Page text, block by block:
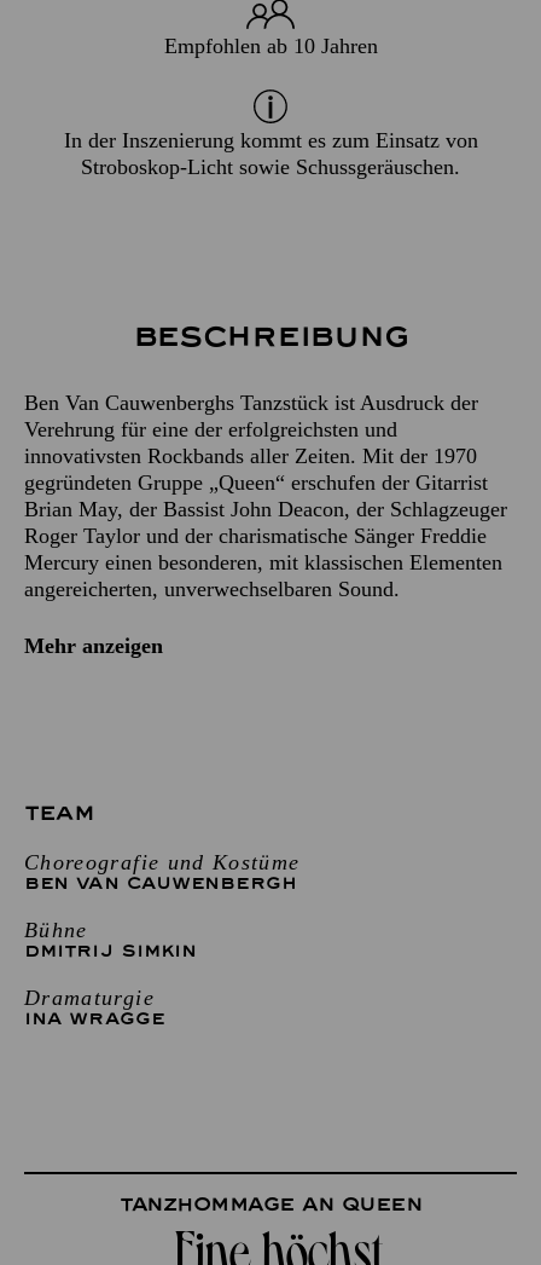
Empfohlen ab 10 Jahren
In der Inszenierung kommt es zum Einsatz von
Stroboskop-Licht sowie Schussgeräuschen.
Beschreibung
Ben Van Cauwenberghs Tanzstück ist Ausdruck der
Verehrung für eine der erfolgreichsten und
innovativsten Rockbands aller Zeiten. Mit der 1970
gegründeten Gruppe „Queen“ erschufen der Gitarrist
Brian May, der Bassist John Deacon, der Schlagzeuger
Roger Taylor und der charismatische Sänger Freddie
Mercury einen besonderen, mit klassischen Elementen
angereicherten, unverwechselbaren Sound.
Mehr anzeigen
TEAM
Choreografie und Kostüme
BEN VAN CAUWENBERGH
Bühne
DMITRIJ SIMKIN
Dramaturgie
INA WRAGGE
Tanzhommage an Queen
„Eine höchst